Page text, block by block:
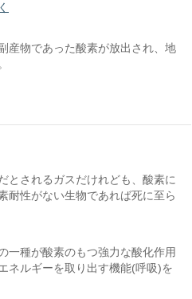
産物であった酸素が放出され、地
とされるガスだけれども、酸素に
耐性がない生物であれば死に至ら
一種が酸素のもつ強力な酸化作用
ネルギーを取り出す機能(呼吸)を